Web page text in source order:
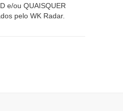
e/ou QUAISQUER
pelo WK Radar.